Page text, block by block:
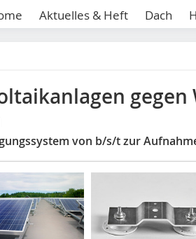
Aktuelles & Heft Dach
gegen
von b/s/t zur